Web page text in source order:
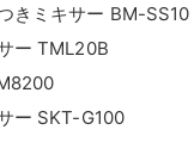
きミキサー BM-SS10
ー TML20B
ー SKT-G100